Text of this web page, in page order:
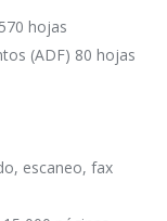
hojas
(ADF) 80 hojas
escaneo, fax